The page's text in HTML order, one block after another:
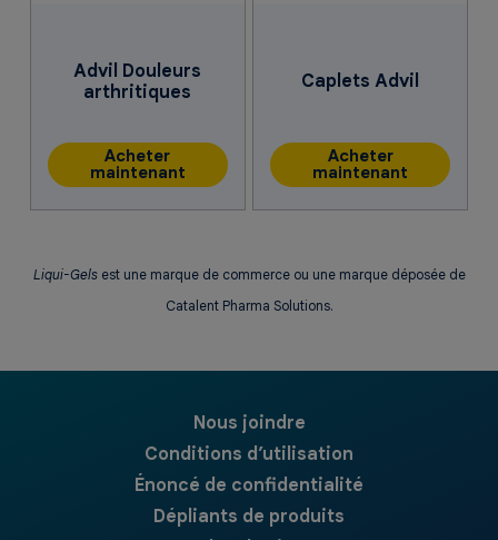
Advil Douleurs
arthritiques
Acheter
maintenant
Caplets Advil
Acheter
maintenant
Liqui-Gelsest une marque de commerce ou une marque déposée de
Catalent Pharma Solutions.
Nous joindre
Conditions d’utilisation
Énoncé de confidentialité
Dépliants de produits